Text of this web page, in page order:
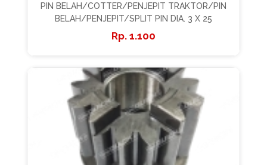
PIN BELAH/COTTER/PENJEPIT TRAKTOR/PIN
BELAH/PENJEPIT/SPLIT PIN DIA. 3 X 25
1.100